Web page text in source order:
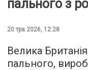
пального з
20 тра 2026, 12:28
Велика
пального,